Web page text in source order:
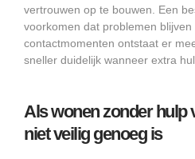
vertrouwen op te bouwen. Een
voorkomen dat problemen
contactmomenten ontstaat er
sneller duidelijk wanneer extra
Als wonen zonder hulp
niet veilig genoeg is